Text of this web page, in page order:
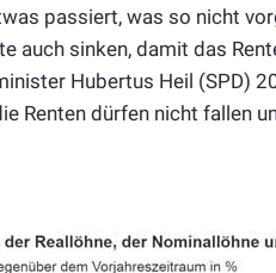
passiert, was so nicht
auch sinken, damit das
Hubertus Heil (SPD)
Renten dürfen nicht fallen